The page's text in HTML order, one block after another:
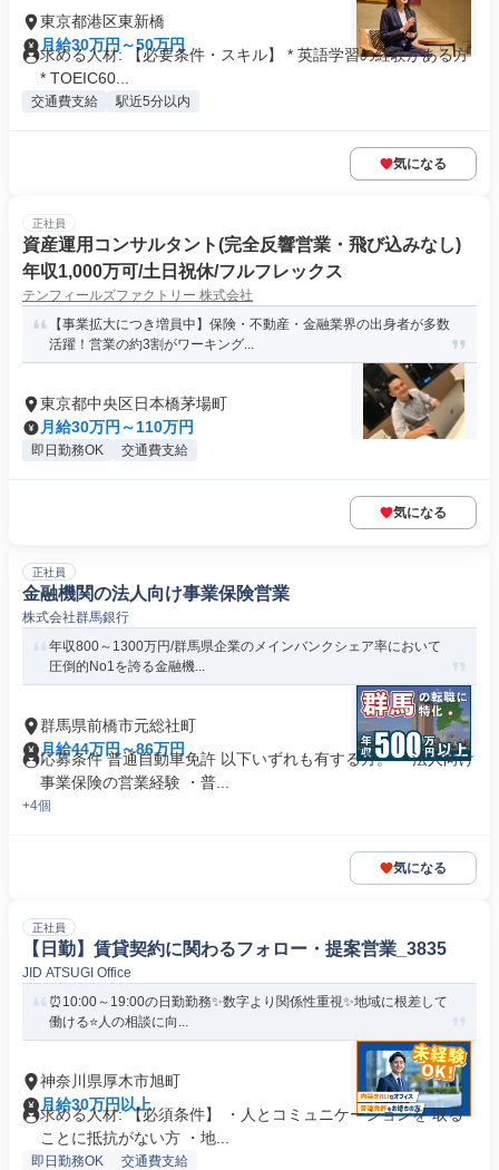
東京都港区東新橋
月給30万円～50万円
求める人材: 【必要条件・スキル】 * 英語学習の経験がある方
* TOEIC60...
交通費支給 駅近5分以内
気になる
正社員
資産運用コンサルタント(完全反響営業・飛び込みなし)
年収1,000万可/土日祝休/フルフレックス
テンフィールズファクトリー 株式会社
【事業拡大につき増員中】保険・不動産・金融業界の出身者が多数
活躍！営業の約3割がワーキング...
東京都中央区日本橋茅場町
月給30万円～110万円
即日勤務OK 交通費支給
気になる
正社員
金融機関の法人向け事業保険営業
株式会社群馬銀行
年収800～1300万円/群馬県企業のメインバンクシェア率において
圧倒的No1を誇る金融機...
群馬県前橋市元総社町
月給44万円～86万円
応募条件 普通自動車免許 以下いずれも有する方。 ・法人向け
事業保険の営業経験 ・普...
+4個
気になる
正社員
【日勤】賃貸契約に関わるフォロー・提案営業_3835
JID ATSUGI Office
⏰10:00～19:00の日勤勤務✨数字より関係性重視✨地域に根差して
働ける⭐人の相談に向...
神奈川県厚木市旭町
月給30万円以上
求める人材: 【必須条件】 ・人とコミュニケーションを 取る
ことに抵抗がない方 ・地...
即日勤務OK 交通費支給